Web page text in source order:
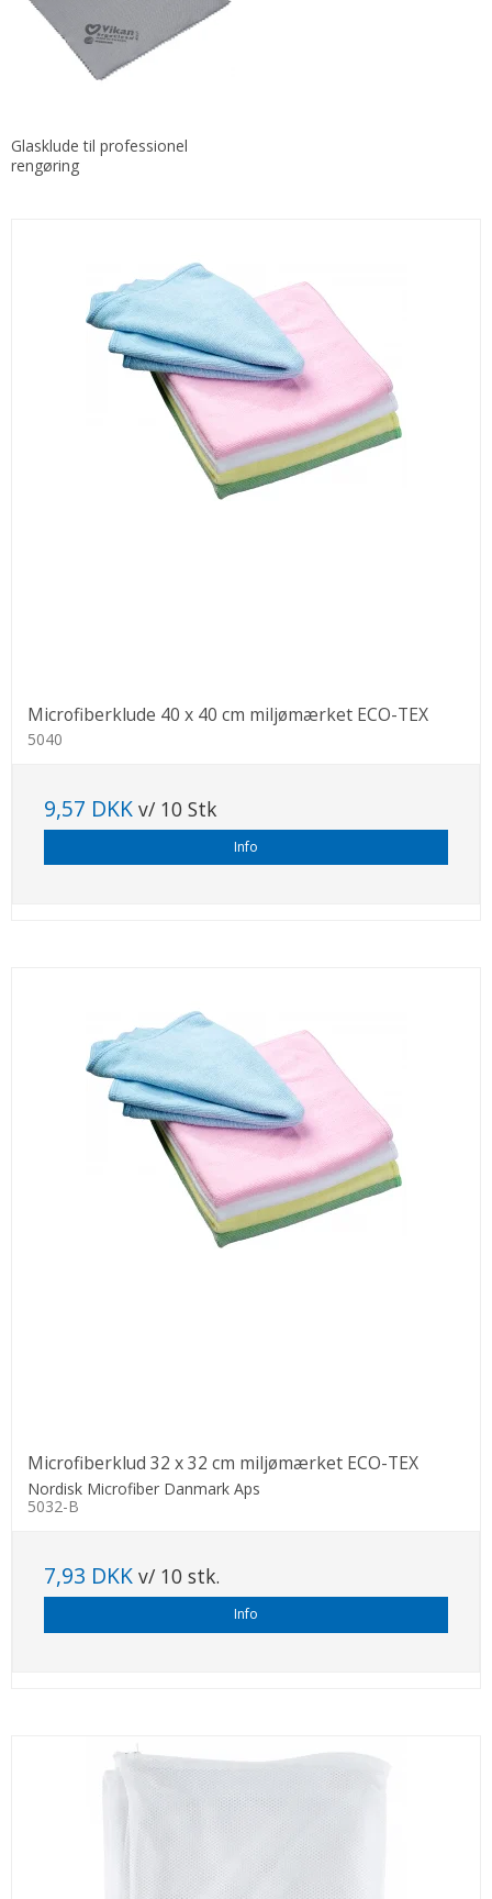
Glasklude til professionel
rengøring
Microfiberklude 40 x 40 cm miljømærket ECO-TEX
5040
9,57 DKK v/ 10 Stk
Info
Microfiberklud 32 x 32 cm miljømærket ECO-TEX
Nordisk Microfiber Danmark Aps
5032-B
7,93 DKK v/ 10 stk.
Info